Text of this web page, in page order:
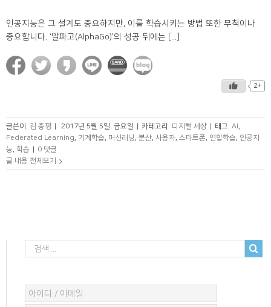
인공지능은 그 설계도 중요하지만, 이를 학습시키는 방법 또한 무척이나
중요합니다. ‘알파고(AlphaGo)’의 성공 뒤에는 [...]
2+
글쓴이: 김 종평 | 2017년 5월 5일. 금요일 | 카테고리: 디지털 세상 | 태그: AI,
Federated Learning, 기계학습, 머신러닝 , 분산, 사용자, 스마트폰, 연합학습, 인공지
능, 학습 | 0 댓글
글 내용 전체보기